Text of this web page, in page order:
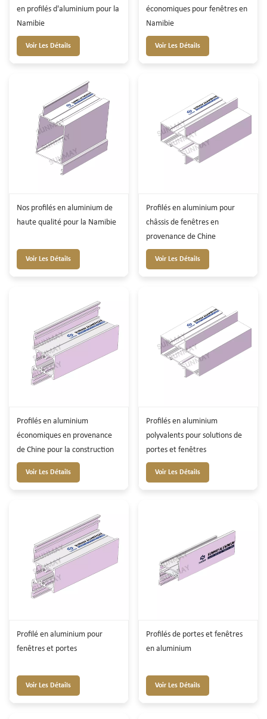
en profilés d'aluminium pour la
Namibie
Voir Les Détails
économiques pour fenêtres en
Namibie
Voir Les Détails
Nos profilés en aluminium de
haute qualité pour la Namibie
Voir Les Détails
Profilés en aluminium pour
châssis de fenêtres en
provenance de Chine
Voir Les Détails
Profilés en aluminium
économiques en provenance
de Chine pour la construction
Voir Les Détails
Profilés en aluminium
polyvalents pour solutions de
portes et fenêtres
Voir Les Détails
Profilé en aluminium pour
fenêtres et portes
Voir Les Détails
Profilés de portes et fenêtres
en aluminium
Voir Les Détails